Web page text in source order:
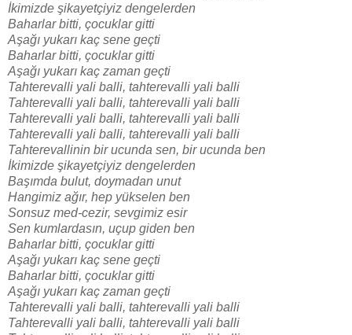
İkimizde şikayetçiyiz dengelerden
Baharlar bitti, çocuklar gitti
Aşağı yukarı kaç sene geçti
Baharlar bitti, çocuklar gitti
Aşağı yukarı kaç zaman geçti
Tahterevalli yali balli, tahterevalli yali balli
Tahterevalli yali balli, tahterevalli yali balli
Tahterevalli yali balli, tahterevalli yali balli
Tahterevalli yali balli, tahterevalli yali balli
Tahterevallinin bir ucunda sen, bir ucunda ben
İkimizde şikayetçiyiz dengelerden
Başımda bulut, doymadan unut
Hangimiz ağır, hep yükselen ben
Sonsuz med-cezir, sevgimiz esir
Sen kumlardasın, uçup giden ben
Baharlar bitti, çocuklar gitti
Aşağı yukarı kaç sene geçti
Baharlar bitti, çocuklar gitti
Aşağı yukarı kaç zaman geçti
Tahterevalli yali balli, tahterevalli yali balli
Tahterevalli yali balli, tahterevalli yali balli